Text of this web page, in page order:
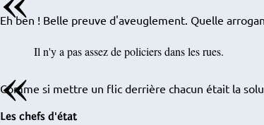
Eh ben ! Belle preuve d'aveuglement. Quelle
Il n'y a pas assez de policiers dans les rues.
Comme si mettre un flic derrière chacun était la
Les chefs d'état